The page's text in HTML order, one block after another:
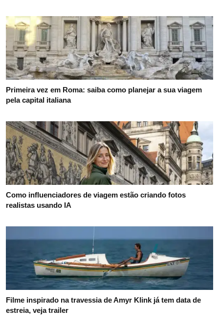
Primeira vez em Roma: saiba como planejar a sua viagem
pela capital italiana
Como influenciadores de viagem estão criando fotos
realistas usando IA
Filme inspirado na travessia de Amyr Klink já tem data de
estreia, veja trailer